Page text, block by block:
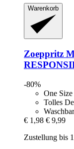
Warenkorb
Zoeppritz
-80%
One Size
Tolles
€ 1,98 € 9,99
Zustellung bis